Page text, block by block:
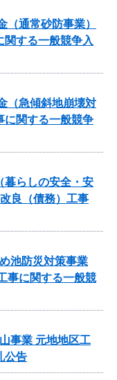
（通常砂防事業）
関する一般競争入
（急傾斜地崩壊対
に関する一般競争
暮らしの安全・安
良（債務）工事
池防災対策事業
事に関する一般競
事業 元地地区工
公告